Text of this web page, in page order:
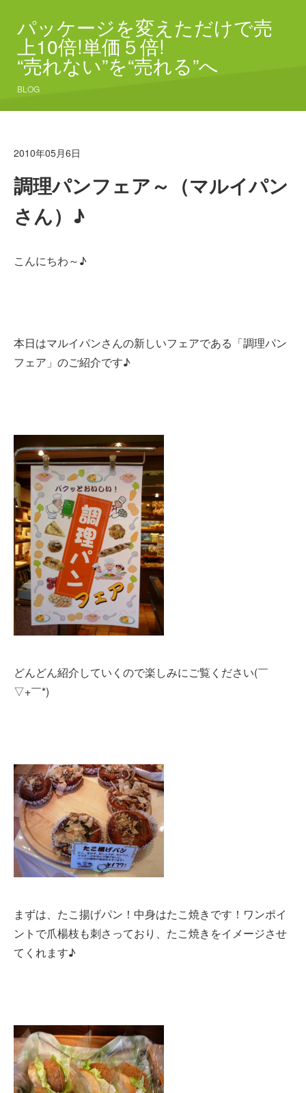
パッケージを変えただけで売
上10倍!単価５倍!
“売れない”を“売れる”へ
BLOG
2010年05月6日
調理パンフェア～（マルイパン
さん）♪
こんにちわ～♪
本日はマルイパンさんの新しいフェアである「調理パン
フェア」のご紹介です♪
どんどん紹介していくので楽しみにご覧ください(￣
▽+￣*)
まずは、たこ揚げパン！中身はたこ焼きです！ワンポイ
ントで爪楊枝も刺さっており、たこ焼きをイメージさせ
てくれます♪